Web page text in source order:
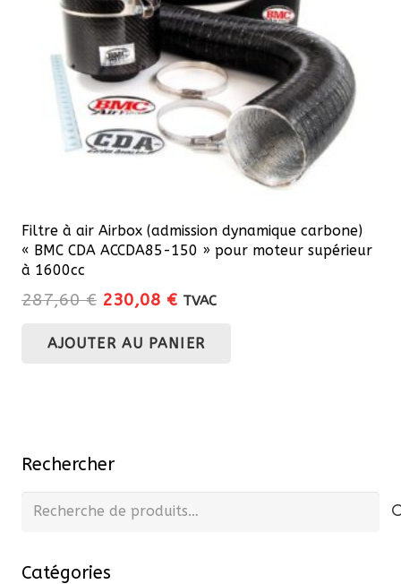
sur
page
du
produit
Filtre à air Airbox (admission dynamique carbone)
« BMC CDA ACCDA85-150 » pour moteur supérieur
à 1600cc
287,60€ Le
initial
230,08 €Le
actuel
TVAC
AJOUTER AU PANIER
Rechercher
Recherche
Catégories